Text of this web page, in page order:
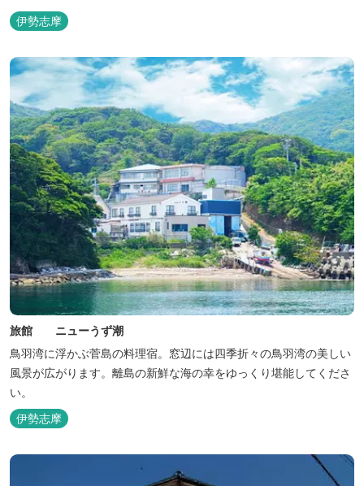
伊勢志摩
旅館 ニューうず潮
鳥羽湾に浮かぶ菅島の料理宿。窓辺には四季折々の鳥羽湾の美しい
風景が広がります。離島の新鮮な海の幸をゆっくり堪能してくださ
い。
伊勢志摩